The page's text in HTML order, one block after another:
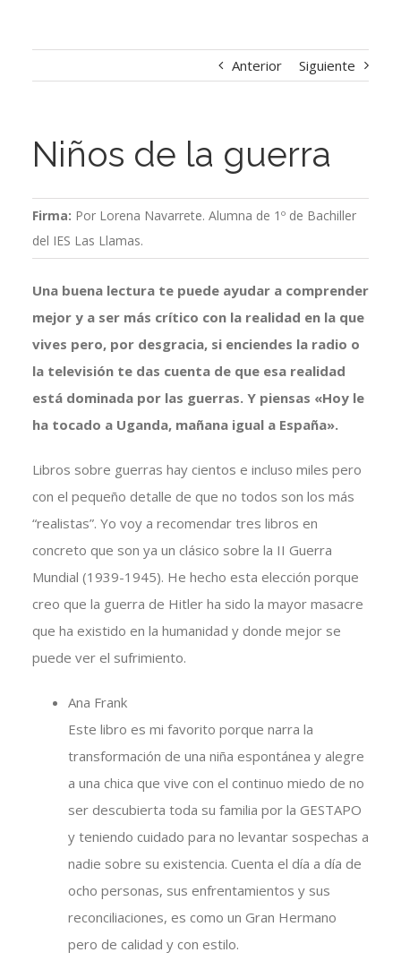
Anterior Siguiente
Niños de la guerra
Firma: Por Lorena Navarrete. Alumna de 1º de Bachiller
del IES Las Llamas.
Una buena lectura te puede ayudar a comprender
mejor y a ser más crítico con la realidad en la que
vives pero, por desgracia, si enciendes la radio o
la televisión te das cuenta de que esa realidad
está dominada por las guerras. Y piensas «Hoy le
ha tocado a Uganda, mañana igual a España».
Libros sobre guerras hay cientos e incluso miles pero
con el pequeño detalle de que no todos son los más
“realistas”. Yo voy a recomendar tres libros en
concreto que son ya un clásico sobre la II Guerra
Mundial (1939-1945). He hecho esta elección porque
creo que la guerra de Hitler ha sido la mayor masacre
que ha existido en la humanidad y donde mejor se
puede ver el sufrimiento.
Ana Frank
Este libro es mi favorito porque narra la
transformación de una niña espontánea y alegre
a una chica que vive con el continuo miedo de no
ser descubierta toda su familia por la GESTAPO
y teniendo cuidado para no levantar sospechas a
nadie sobre su existencia. Cuenta el día a día de
ocho personas, sus enfrentamientos y sus
reconciliaciones, es como un Gran Hermano
pero de calidad y con estilo.